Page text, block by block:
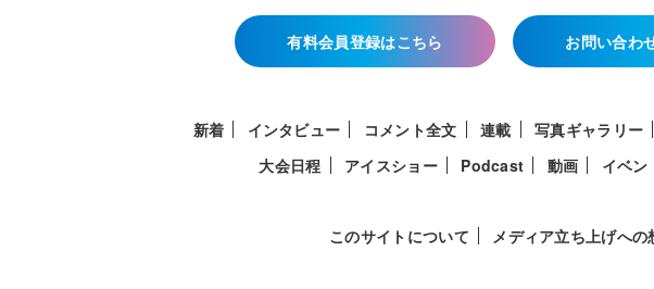
有料会員登録はこちら お問い合わ
新着 インタビュー コメント全文 連載 写真ギャラリー
大会日程
アイスショー Podcast 動画 イベン
このサイトについて メディア立ち上げへの